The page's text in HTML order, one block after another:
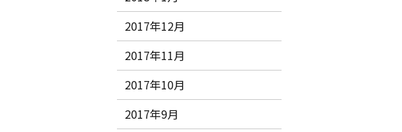
2017年12月
2017年11月
2017年10月
2017年9月